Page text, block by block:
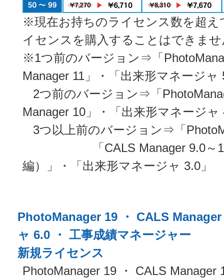
※現在お持ちのライセンス数を超
イセンスを購入することはできま
※1つ前のバージョン⇒「
Manager 11」・「出来形マネージャ
2つ前のバージョン⇒「
Manager 10」・「出来形マネージャ
3つ以上前のバージョン⇒「
「CALS Manager 9.0
編）」・「出来形マネージャ 3.0」
PhotoManager 19 ・ CALS
ャ 6.0 ・ 工事成績マネージャー
新規ライセンス
PhotoManager 19 ・ CALS Manager